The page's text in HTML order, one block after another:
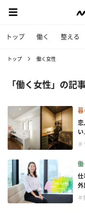
トップ 働く 整える
トップ 働く女性
「働く女性」の記
暮
恋
＃
働
仕
外